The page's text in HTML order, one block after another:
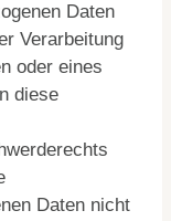
Daten
Verarbeitung
oder eines
diese
Daten nicht